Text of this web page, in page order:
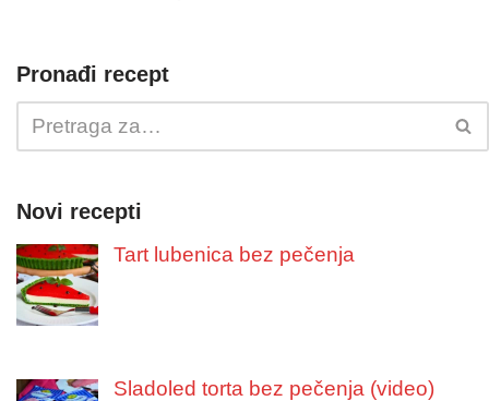
Pronađi recept
Novi recepti
Tart lubenica bez pečenja
Sladoled torta bez pečenja (video)